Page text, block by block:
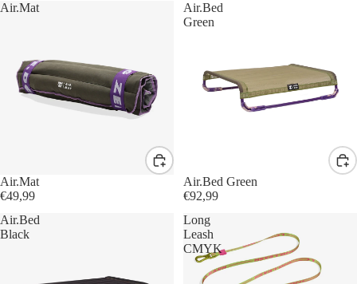
Air.Mat
Air.Mat
€49,99
Air.Bed
Green
Air.Bed Green
€92,99
Air.Bed
Black
Long
Leash
CMYK